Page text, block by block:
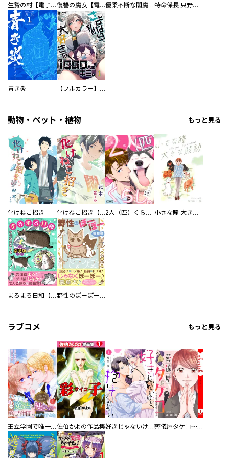
生贄の村【電子単行本版】 復讐の魔女【電子単行本版】 優柔不断な閻魔さま 特命係長 只野仁ファイナル 愛蔵版
青き炎 【フルカラー】さよなら、私の大好きな１０００人のキミ。
動物・ペット・植物 もっと見る
化けねこ招き 化けねこ招き【描きおろし付合冊版】 2人（匹）くらし。 小さな瞳 大きな鼓動
まろまろ日和【豪華版】 野性のぽーぽー【豪華版】
ラブコメ もっと見る
王立学園で唯一魔法が使えない庶民仲間のはずですよね～実は王子様で私を溺愛しているなんて告白はやめてください～佐伯かよの作品集 好きじゃないけど、抱いてください【電子単行本版／特典おまけ付き】 葬儀屋タケコ～あなたの最期、叶えます【電子単行本版】